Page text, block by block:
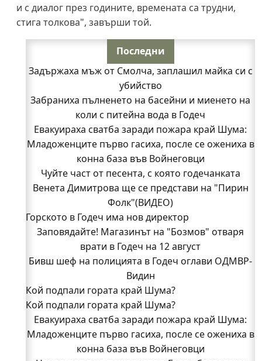
и с диалог през годините, времената са трудни,
стига толкова", завърши той.
Последни
Задържаха мъж от Смолча, заплашил майка си с
убийство
Забраниха пълненето на басейни и миенето на
коли с питейна вода в Годеч
Евакуираха сватба заради пожара край Шума:
Младоженците първо гасиха, после се ожениха в
конна база във Войнеговци
Чуйте част от песента, с която годечанката
Венета Димитрова ще се представи на "Пирин
Фолк"(ВИДЕО)
Горското в Годеч има нов директор
Заповядайте! Магазинът на "Бозмов" отваря
врати в Годеч на 12 август
Бивш шеф на полицията в Годеч оглави ОДМВР-
Видин
Кой подпали гората край Шума?
Младежи от Люлин и Део сред първите
доброволци на пожара край Шума (СНИМКИ)
Началникът на пожарната в Годеч благодари
поименно на всички, които бяха рамо до рамо с
Кой подпали гората край Шума?
Евакуираха сватба заради пожара край Шума:
Младоженците първо гасиха, после се ожениха в
конна база във Войнеговци